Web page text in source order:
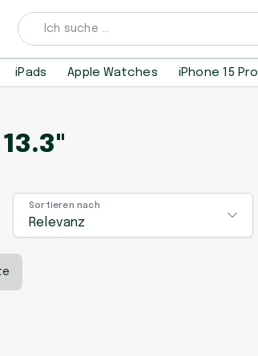
iPads Apple Watches iPhone 15 Pro
Sortieren nach
Relevanz